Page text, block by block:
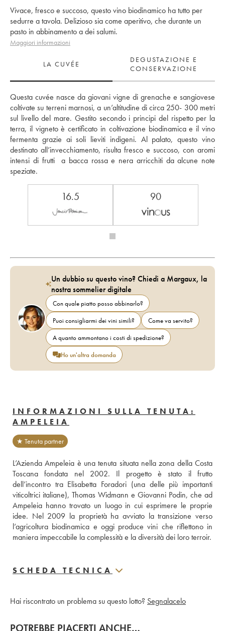
Vivace, fresco e succoso, questo vino biodinamico ha tutto per
sedurre a tavola. Delizioso sia come aperitivo, che durante un
pasto in abbinamento a dei salumi.
Maggiori informazioni
LA CUVÉE
DEGUSTAZIONE E
CONSERVAZIONE
Questa cuvée nasce da giovani vigne di grenache e sangiovese
coltivate su terreni marnosi, a un’altitudine di circa 250- 300 metri
sul livello del mare. Gestito secondo i principi del rispetto per la
terra, il vigneto è certificato in coltivazione biodinamica e il vino
fermenta grazie ai soli lieviti indigeni. Al palato, questo vino
destinato all’invecchiamento, risulta fresco e succoso, con aromi
intensi di frutti  a bacca rossa e nera arricchiti da alcune note
speziate.
16.5 90
Un dubbio su questo vino? Chiedi a Margaux, la
nostra sommelier digitale
Con quale piatto posso abbinarlo?
Puoi consigliarmi dei vini simili?
Come va servito?
A quanto ammontano i costi di spedizione?
Ho un'altra domanda
INFORMAZIONI SULLA TENUTA:
AMPELEIA
★ Tenuta partner
L’Azienda Ampeleia è una tenuta situata nella zona della Costa
Toscana fondata nel 2002. Il progetto è stato il frutto
dell’incontro tra Elisabetta Foradori (una delle più importanti
viticoltrici italiane), Thomas Widmann e Giovanni Podin, che ad
Ampeleia hanno trovato un luogo in cui esprimere le proprie
idee. Nel 2009 la proprietà ha avviato la transizione verso
l’agricoltura biodinamica e oggi produce vini che riflettono in
maniera impeccabile la complessità e la diversità dei loro terroir.
SCHEDA TECNICA
Hai riscontrato un problema su questo lotto? Segnalacelo
POTREBBE PIACERTI ANCHE…